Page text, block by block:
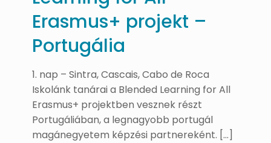
Erasmus+ projekt –
Portugália
1. nap – Sintra, Cascais, Cabo de Roca
Iskolánk tanárai a Blended Learning for All
Erasmus+ projektben vesznek részt
Portugáliában, a legnagyobb portugál
magánegyetem képzési partnereként. […]